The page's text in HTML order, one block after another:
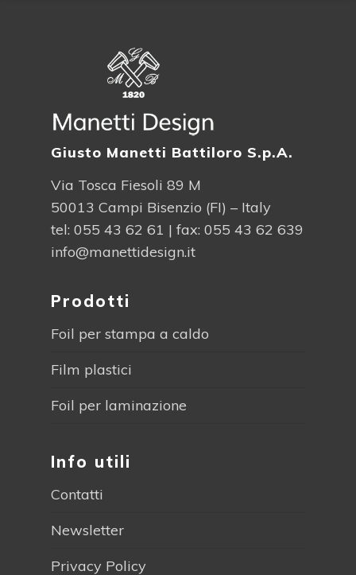
Giusto Manetti Battiloro S.p.A.
Via Tosca Fiesoli 89 M
50013 Campi Bisenzio (FI) – Italy
tel: 055 43 62 61 | fax: 055 43 62 639
info@manettidesign.it
Prodotti
Foil per stampa a caldo
Film plastici
Foil per laminazione
Info utili
Contatti
Newsletter
Privacy Policy